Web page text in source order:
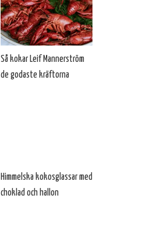
Så kokar Leif Mannerström
de godaste kräftorna
Himmelska kokosglassar med
choklad och hallon